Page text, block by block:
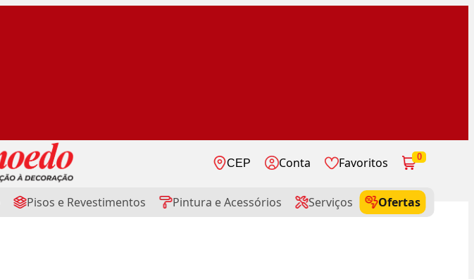
CEP Conta Favoritos 0
Pisos e Revestimentos Pintura e Acessórios Serviços
Ofertas